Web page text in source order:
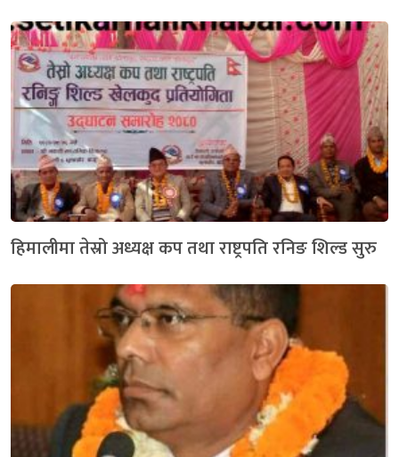
हिमालीमा तेस्रो अध्यक्ष कप तथा राष्ट्रपति रनिङ शिल्ड सुरु